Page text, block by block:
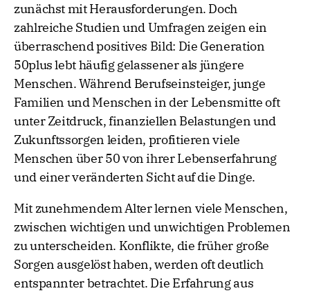
zunächst mit Herausforderungen. Doch
zahlreiche Studien und Umfragen zeigen ein
überraschend positives Bild: Die Generation
50plus lebt häufig gelassener als jüngere
Menschen. Während Berufseinsteiger, junge
Familien und Menschen in der Lebensmitte oft
unter Zeitdruck, finanziellen Belastungen und
Zukunftssorgen leiden, profitieren viele
Menschen über 50 von ihrer Lebenserfahrung
und einer veränderten Sicht auf die Dinge.
Mit zunehmendem Alter lernen viele Menschen,
zwischen wichtigen und unwichtigen Problemen
zu unterscheiden. Konflikte, die früher große
Sorgen ausgelöst haben, werden oft deutlich
entspannter betrachtet. Die Erfahrung aus